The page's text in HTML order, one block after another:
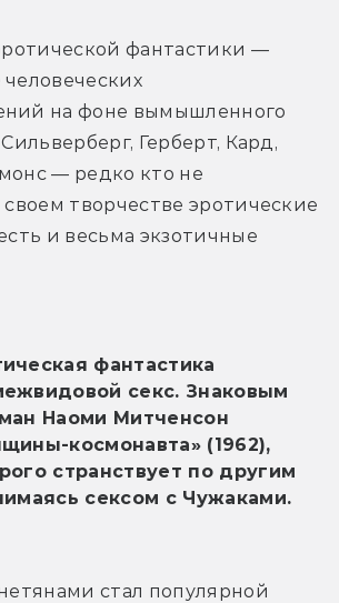
фантастики —
на фоне вымышленного
Герберт, Кард,
— редко кто не
своем творчестве эротические
и весьма экзотичные
фантастика
секс. Знаковым
Наоми Митченсон
космонавта» (1962),
странствует по другим
сексом с Чужаками.
стал популярной